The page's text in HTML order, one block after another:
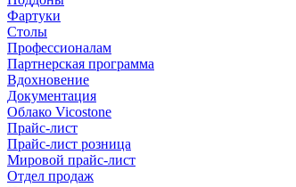
Фартуки
Столы
Профессионалам
Партнерская программа
Вдохновение
Документация
Облако Vicostone
Прайс-лист
Прайс-лист розница
Мировой прайс-лист
Отдел продаж